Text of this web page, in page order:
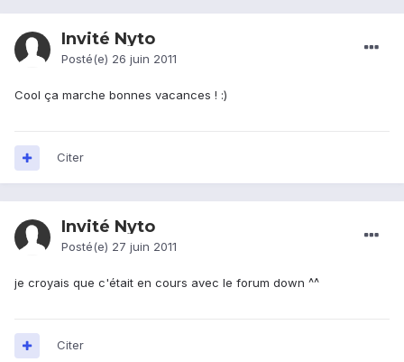
Invité Nyto
Posté(e) 26 juin 2011
Cool ça marche bonnes vacances ! :)
Citer
Invité Nyto
Posté(e) 27 juin 2011
je croyais que c'était en cours avec le forum down ^^
Citer